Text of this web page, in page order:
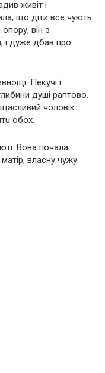
живіт і
що діти все чують
він з
і дуже дбав про
Пекучi і
дyші раптово.
чоловік
обoх.
Вона почала
власнy чужу